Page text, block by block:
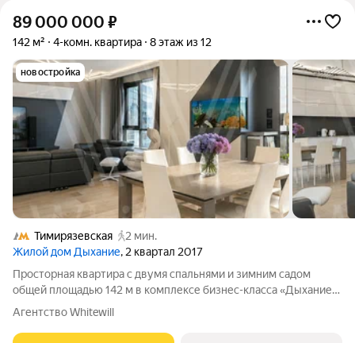
89 000 000 ₽
142 м² 4-комн. квартира 8 этаж из 12
новостройка
Тимирязевская
2 мин.
Жилой дом Дыхание, 2 квартал 2017
Просторная квартира с двумя спальнями и зимним садом
общей площадью 142 м в комплексе бизнес-класса «Дыхание».
Квартира с отделкой в современном стиле расположена на 8
Агентство Whitewill